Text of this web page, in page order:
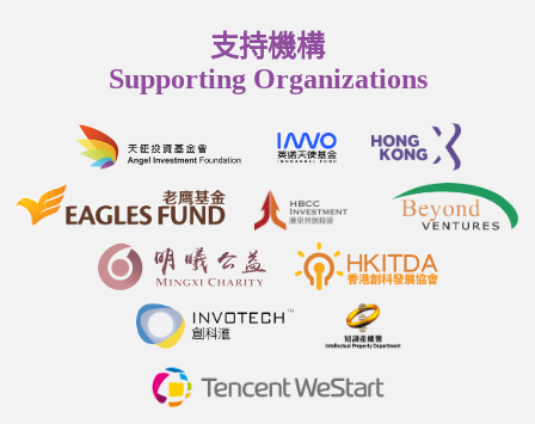
支持機構
Supporting Organizations